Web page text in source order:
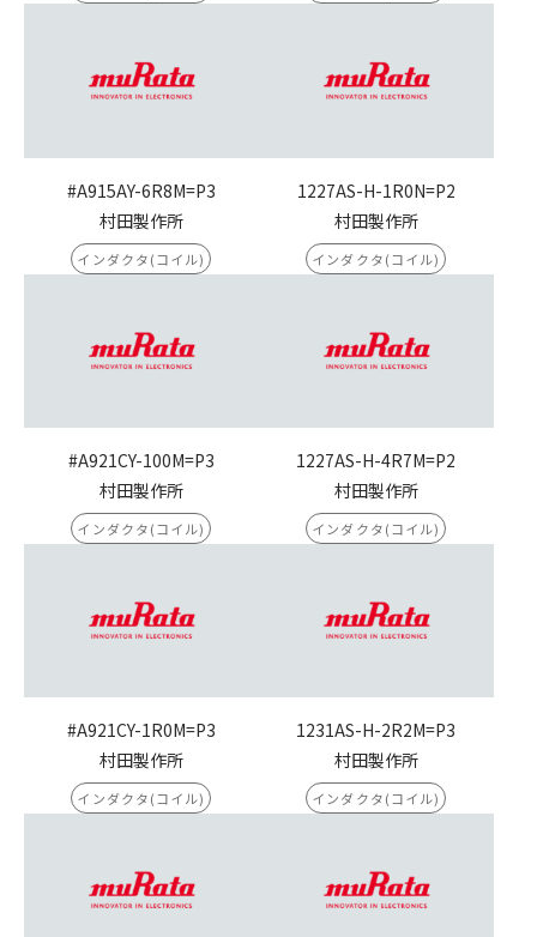
#A915AY-6R8M=P3
村田製作所
インダクタ(コイル)
1227AS-H-1R0N=P2
村田製作所
インダクタ(コイル)
#A921CY-100M=P3
村田製作所
インダクタ(コイル)
1227AS-H-4R7M=P2
村田製作所
インダクタ(コイル)
#A921CY-1R0M=P3
村田製作所
インダクタ(コイル)
1231AS-H-2R2M=P3
村田製作所
インダクタ(コイル)